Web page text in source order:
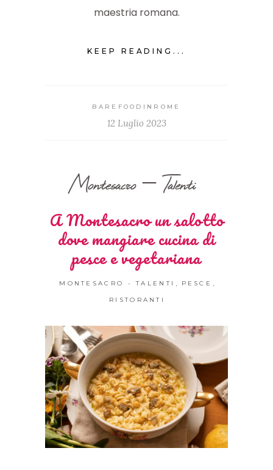
maestria romana.
KEEP READING...
BAREFOODINROME
12 Luglio 2023
Montesacro – Talenti
A Montesacro un salotto
dove mangiare cucina di
pesce e vegetariana
MONTESACRO - TALENTI , PESCE ,
RISTORANTI